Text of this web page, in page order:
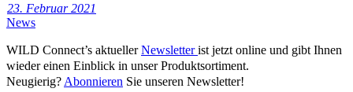
23. Februar 2021
News
WILD Connect’s aktuellerNewsletterist jetzt online und gibt Ihnen
wieder einen Einblick in unser Produktsortiment.
Neugierig? Abonnieren Sie unseren Newsletter!